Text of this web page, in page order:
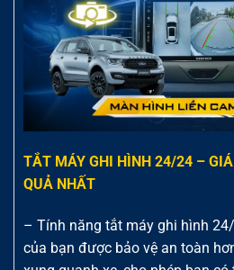
TẮT MÁY GHI HÌNH 24/24 –
QUẢ NHẤT
– Tính năng tắt máy ghi hình
của bạn được bảo vệ an toàn